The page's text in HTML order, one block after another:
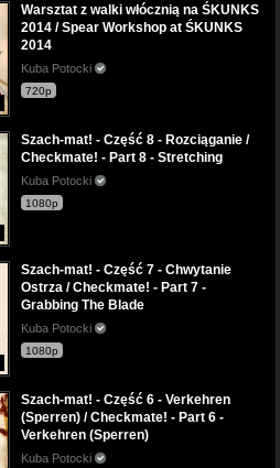
Warsztat z walki włócznią na ŚKUNKS
2014 / Spear Workshop at ŚKUNKS
2014
Kuba Potocki
720p
Szach-mat! - Część 8 - Rozciąganie /
Checkmate! - Part 8 - Stretching
Kuba Potocki
1080p
Szach-mat! - Część 7 - Chwytanie
Ostrza / Checkmate! - Part 7 -
Grabbing The Blade
Kuba Potocki
1080p
Szach-mat! - Część 6 - Verkehren
(Sperren) / Checkmate! - Part 6 -
Verkehren (Sperren)
Kuba Potocki